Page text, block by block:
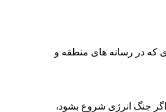
که در رسانه های منطقه و
جنگ انرژی شروع بشود،